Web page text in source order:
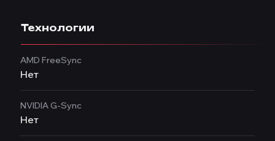
Технологии
AMD FreeSync
Нет
NVIDIA G-Sync
Нет